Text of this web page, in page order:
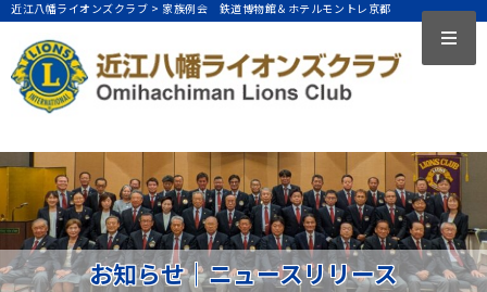
近江八幡ライオンズクラブ > 家族例会 鉄道博物館＆ホテルモントレ京都
お知らせ｜ニュースリリース